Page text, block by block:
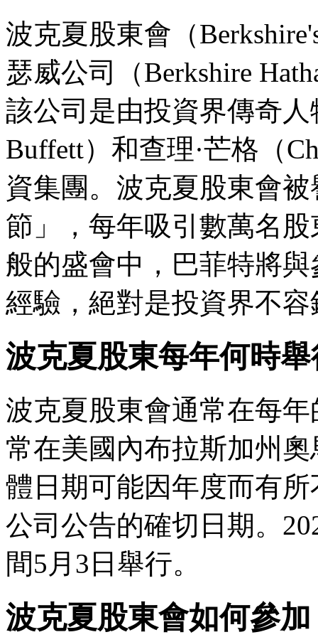
波克夏股東會（
瑟威公司（Berkshire
該公司是由投資界傳奇人
Buffett）和查理·芒格（
資集團。波克夏股東會
節」，每年吸引數萬名
般的盛會中，巴菲特將
經驗，絕對是投資界不
波克夏股東每年何時
波克夏股東會通常在每
常在美國內布拉斯加州
體日期可能因年度而有
公司公告的確切日期。
間5月3日舉行。
波克夏股東會如何參